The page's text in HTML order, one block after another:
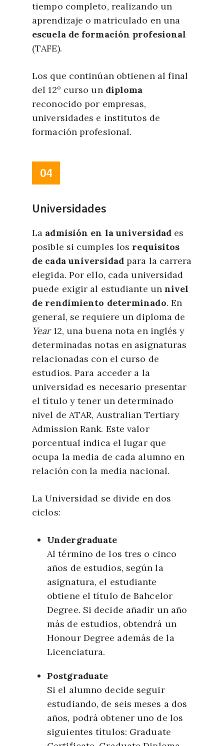
tiempo completo, realizando un
aprendizaje o matriculado en una
escuela de formación profesional
(TAFE).
Los que continúan obtienen al final
del 12º curso un diploma
reconocido por empresas,
universidades e institutos de
formación profesional.
04
Universidades
La admisión en la universidades
posible si cumples los requisitos
de cada universidadpara la carrera
elegida. Por ello, cada universidad
puede exigir al estudiante unnivel
de rendimiento determinado. En
general, se requiere un diploma de
Year12, una buena nota en inglés y
determinadas notas en asignaturas
relacionadas con el curso de
estudios. Para acceder a la
universidad es necesario presentar
el título y tener un determinado
nivel de ATAR, Australian Tertiary
Admission Rank. Este valor
porcentual indica el lugar que
ocupa la media de cada alumno en
relación con la media nacional.
La Universidad se divide en dos
ciclos:
Undergraduate
Al término de los tres o cinco
años de estudios, según la
asignatura, el estudiante
obtiene el título de Bahcelor
Degree. Si decide añadir un año
más de estudios, obtendrá un
Honour Degree además de la
Licenciatura.
Postgraduate
Si el alumno decide seguir
estudiando, de seis meses a dos
años, podrá obtener uno de los
siguientes títulos: Graduate